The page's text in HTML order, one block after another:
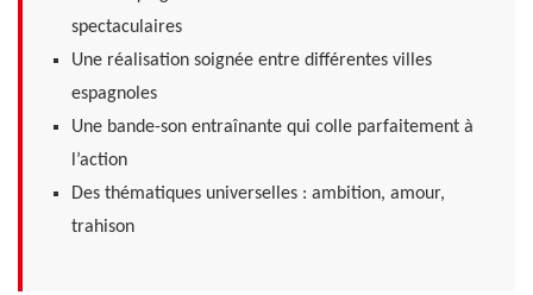
spectaculaires
Une réalisation soignée entre différentes villes
espagnoles
Une bande-son entraînante qui colle parfaitement à
l’action
Des thématiques universelles : ambition, amour,
trahison